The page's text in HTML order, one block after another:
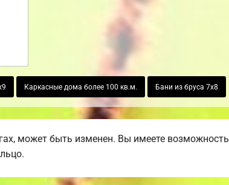
Каркасные дома более 100 кв.м. Бани из бруса 7х8
может быть изменен. Вы имеете возможность